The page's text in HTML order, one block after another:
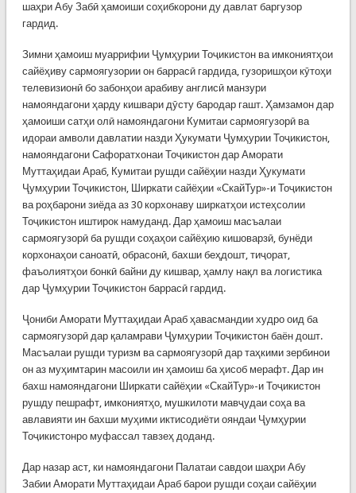
шаҳри Абу Забӣ ҳамоиши соҳибкорони ду давлат баргузор
гардид.
Зимни ҳамоиш муаррифии Ҷумҳурии Тоҷикистон ва имкониятҳои
сайёҳиву сармоягузории он баррасӣ гардида, гузоришҳои кӯтоҳи
телевизионӣ бо забонҳои арабиву англисӣ манзури
намояндагони ҳарду кишвари дӯсту бародар гашт. Ҳамзамон дар
ҳамоиши сатҳи олӣ намояндагони Кумитаи сармоягузорӣ ва
идораи амволи давлатии назди Ҳукумати Ҷумҳурии Тоҷикистон,
намояндагони Сафоратхонаи Тоҷикистон дар Аморати
Муттаҳидаи Араб, Кумитаи рушди сайёҳии назди Ҳукумати
Ҷумҳурии Тоҷикистон, Ширкати сайёҳии «СкайТур»-и Тоҷикистон
ва роҳбарони зиёда аз 30 корхонаву ширкатҳои истеҳсолии
Тоҷикистон иштирок намуданд. Дар ҳамоиш масъалаи
сармоягузорӣ ба рушди соҳаҳои сайёҳию кишоварзӣ, бунёди
корхонаҳои саноатӣ, обрасонӣ, бахши беҳдошт, тиҷорат,
фаъолиятҳои бонкӣ байни ду кишвар, ҳамлу нақл ва логистика
дар Ҷумҳурии Тоҷикистон баррасӣ гардид.
Ҷониби Аморати Муттаҳидаи Араб ҳавасмандии худро оид ба
сармоягузорӣ дар қаламрави Ҷумҳурии Тоҷикистон баён дошт.
Масъалаи рушди туризм ва сармоягузорӣ дар таҳкими зербинои
он аз муҳимтарин масоили ин ҳамоиш ба ҳисоб мерафт. Дар ин
бахш намояндагони Ширкати сайёҳии «СкайТур»-и Тоҷикистон
рушду пешрафт, имкониятҳо, мушкилоти мавҷудаи соҳа ва
авлавияти ин бахши муҳими иктисодиёти ояндаи Ҷумҳурии
Тоҷикистонро муфассал тавзеҳ доданд.
Дар назар аст, ки намояндагони Палатаи савдои шаҳри Абу
Забии Аморати Муттаҳидаи Араб барои рушди соҳаи сайёҳии